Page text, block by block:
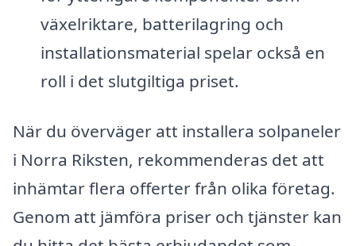
växelriktare, batterilagring och
installationsmaterial spelar också en
roll i det slutgiltiga priset.
När du överväger att installera solpaneler
i Norra Riksten, rekommenderas det att
inhämtar flera offerter från olika företag.
Genom att jämföra priser och tjänster kan